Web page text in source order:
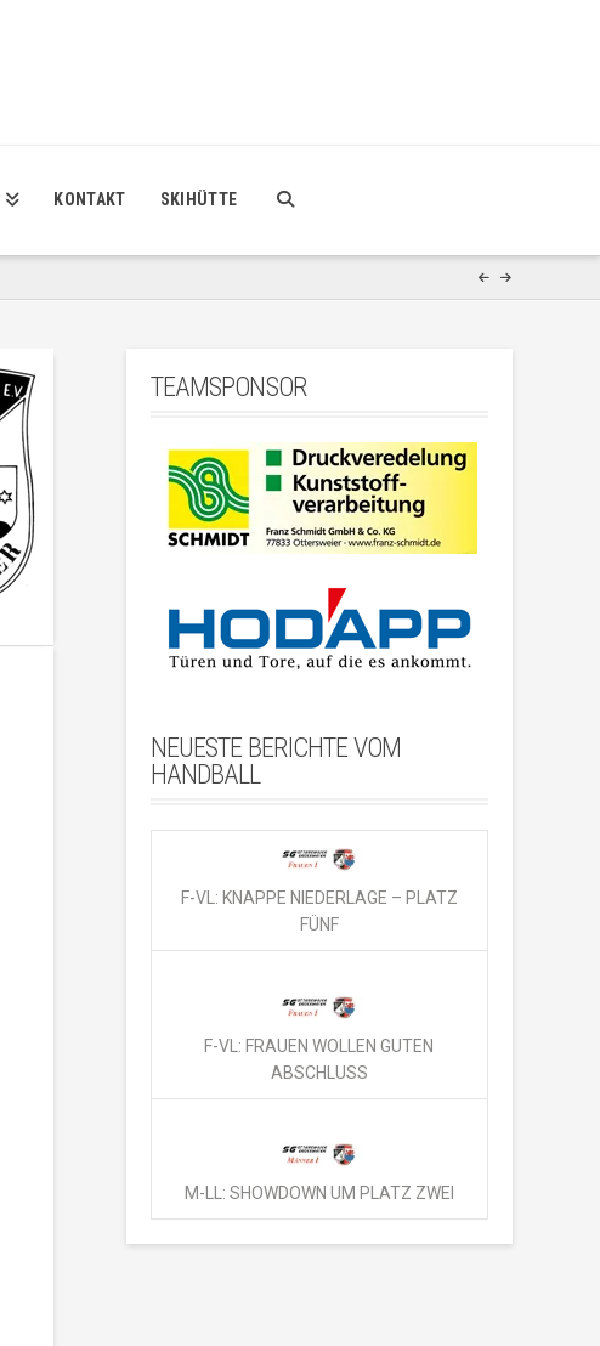
KONTAKT SKIHÜTTE
TEAMSPONSOR
NEUESTE BERICHTE VOM
HANDBALL
F-VL: KNAPPE NIEDERLAGE – PLATZ
FÜNF
F-VL: FRAUEN WOLLEN GUTEN
ABSCHLUSS
M-LL: SHOWDOWN UM PLATZ ZWEI